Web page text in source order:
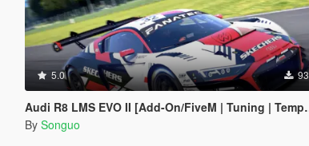
5.0 93
Audi R8 LMS EVO II [Add-On/FiveM | Tuning | Template]
By Songuo